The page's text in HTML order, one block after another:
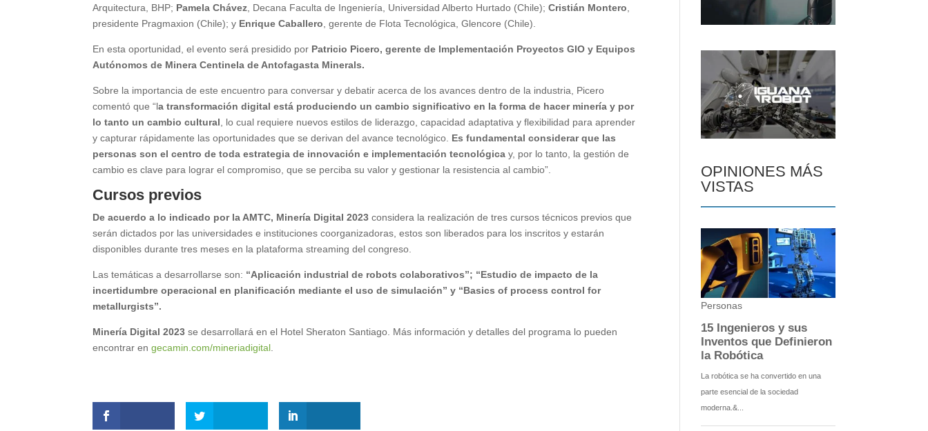
Arquitectura, BHP; Pamela Chávez , Decana Faculta de Ingeniería, Universidad Alberto Hurtado (Chile);Cristián Montero
presidente Pragmaxion (Chile); y Enrique Caballero , gerente de Flota Tecnológica, Glencore (Chile).
En esta oportunidad, el evento será presidido por Patricio Picero, gerente de Implementación Proyectos GIO y Equipos
Autónomos de Minera Centinela de Antofagasta Minerals.
Sobre la importancia de este encuentro para conversar y debatir acerca de los avances dentro de la industria, Picero
comentó que “la transformación digital está produciendo un cambio significativo en la forma de hacer minería y por
lo tanto un cambio cultural , lo cual requiere nuevos estilos de liderazgo, capacidad adaptativa y flexibilidad para aprender
y capturar rápidamente las oportunidades que se derivan del avance tecnológico. Es fundamental considerar que las
personas son el centro de toda estrategia de innovación e implementación tecnológica y, por lo tanto, la gestión de
cambio es clave para lograr el compromiso, que se perciba su valor y gestionar la resistencia al cambio”.
Cursos previos
De acuerdo a lo indicado por la AMTC, Minería Digital 2023 considera la realización de tres cursos técnicos previos que
serán dictados por las universidades e instituciones coorganizadoras, estos son liberados para los inscritos y estarán
disponibles durante tres meses en la plataforma streaming del congreso.
Las temáticas a desarrollarse son: “Aplicación industrial de robots colaborativos”; “Estudio de impacto de la
incertidumbre operacional en planificación mediante el uso de simulación” y “Basics of process control for
metallurgists”.
Minería Digital 2023 se desarrollará en el Hotel Sheraton Santiago. Más información y detalles del programa lo pueden
encontrar engecamin.com/mineriadigital
OPINIONES MÁS
VISTAS